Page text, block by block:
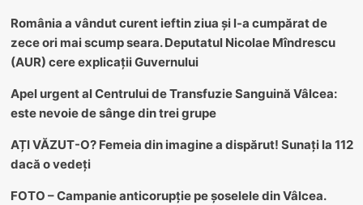
România a vândut curent ieftin ziua și l-a cumpărat de
zece ori mai scump seara. Deputatul Nicolae Mîndrescu
(AUR) cere explicații Guvernului
Apel urgent al Centrului de Transfuzie Sanguină Vâlcea:
este nevoie de sânge din trei grupe
AȚI VĂZUT-O? Femeia din imagine a dispărut! Sunați la 112
dacă o vedeți
FOTO – Campanie anticorupție pe șoselele din Vâlcea.